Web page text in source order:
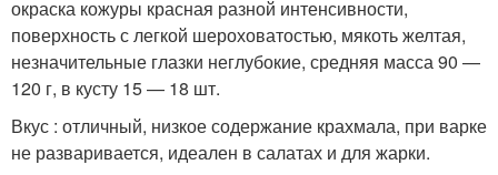
окраска кожуры красная разной интенсивности,
поверхность с легкой шероховатостью, мякоть желтая,
незначительные глазки неглубокие, средняя масса 90 —
120 г, в кусту 15 — 18 шт.
Вкус : отличный, низкое содержание крахмала, при варке
не разваривается, идеален в салатах и для жарки.